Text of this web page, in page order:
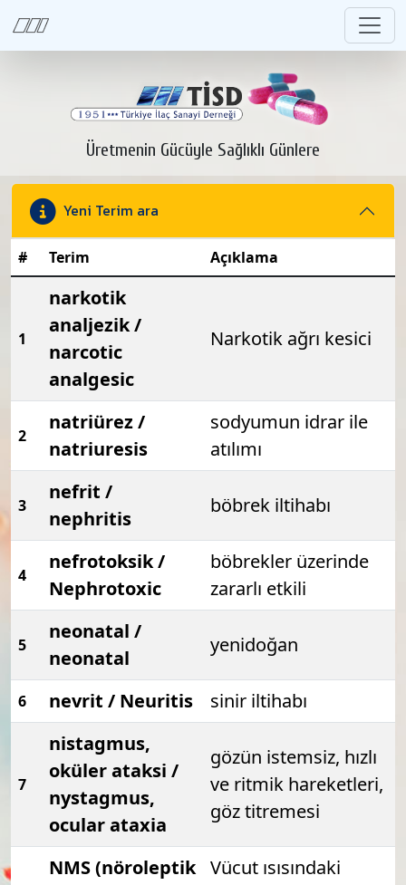
Üretmenin Gücüyle Sağlıklı Günlere
Yeni Terim ara
# Terim Açıklama
1
narkotik
analjezik /
narcotic
analgesic
Narkotik ağrı kesici
2
natriürez /
natriuresis
sodyumun idrar ile
atılımı
3
nefrit /
nephritis
böbrek iltihabı
4
nefrotoksik /
Nephrotoxic
böbrekler üzerinde
zararlı etkili
5
neonatal /
neonatal
yenidoğan
6 nevrit / Neuritis sinir iltihabı
7
nistagmus,
oküler ataksi /
nystagmus,
ocular ataxia
gözün istemsiz, hızlı
ve ritmik hareketleri,
göz titremesi
NMS (nöroleptik Vücut ısısındaki